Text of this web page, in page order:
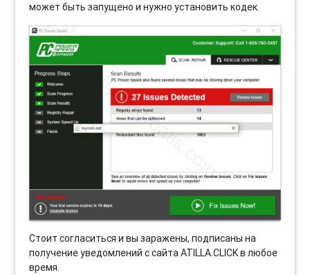
может быть запущено и нужно установить кодек.
Стоит согласиться и вы заражены, подписаны на
получение уведомлений с сайта ATILLA.CLICK в любое
время.